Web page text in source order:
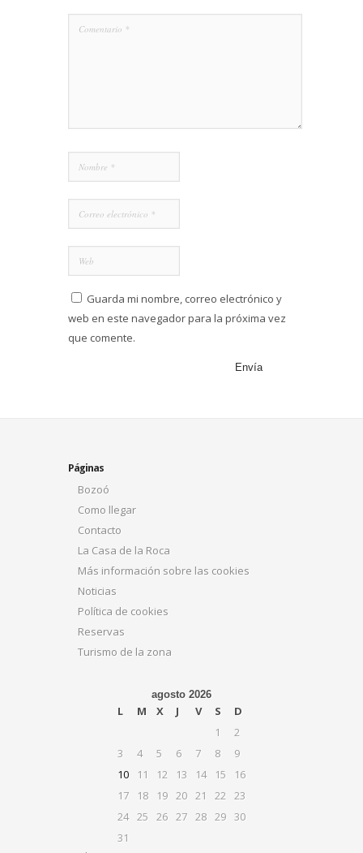
Guarda mi nombre, correo electrónico y
web en este navegador para la próxima vez
que comente.
Páginas
Bozoó
Como llegar
Contacto
La Casa de la Roca
Más información sobre las cookies
Noticias
Política de cookies
Reservas
Turismo de la zona
agosto 2026
L M X J V S
D
1
2
3
4 5 6 7 8
9
10
11 12 13 14 15
16
17
18 19 20 21 22 23
24 25 26 27 28 29 30
31